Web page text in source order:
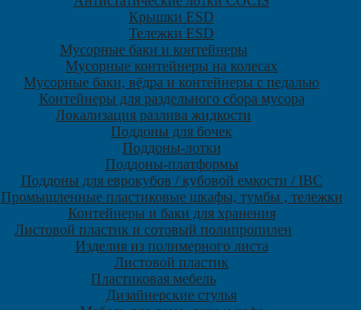
Крышки ESD
Тележки ESD
Мусорные баки и контейнеры
Мусорные контейнеры на колесах
Мусорные баки, вёдра и контейнеры с педалью
Контейнеры для раздельного сбора мусора
Локализация разлива жидкости
Поддоны для бочек
Поддоны-лотки
Поддоны-платформы
Поддоны для еврокубов / кубовой емкости / IBC
Промышленные пластиковые шкафы, тумбы , тележки
Контейнеры и баки для хранения
Листовой пластик и сотовый полипропилен
Изделия из полимерного листа
Листовой пластик
Пластиковая мебель
Дизайнерские стулья